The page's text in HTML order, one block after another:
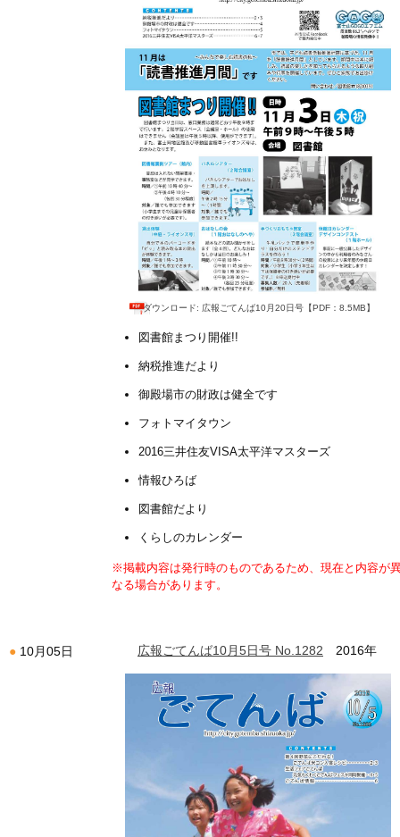
ダウンロード: 広報ごてんば10月20日号【PDF：8.5MB】
図書館まつり開催!!
納税推進だより
御殿場市の財政は健全です
フォトマイタウン
2016三井住友VISA太平洋マスターズ
情報ひろば
図書館だより
くらしのカレンダー
※掲載内容は発行時のものであるため、現在と内容が
なる場合があります。
10月05日 広報ごてんば10月5日号 No.1282 2016年